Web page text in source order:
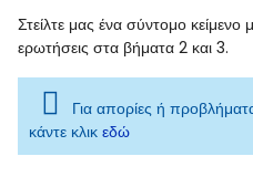
Στείλτε μας ένα σύντομο κείμενο
ερωτήσεις στα βήματα 2 και 3.
Για απορίες ή
κάντε κλικ εδώ